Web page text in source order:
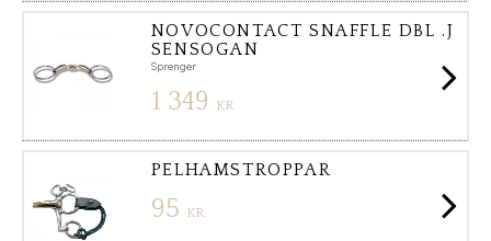
NOVOCONTACT SNAFFLE DBL .J
SENSOGAN
Sprenger
1 349 KR
PELHAMSTROPPAR
95 KR